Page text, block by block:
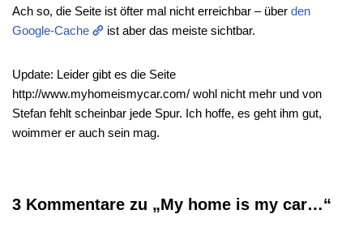
Ach so, die Seite ist öfter mal nicht erreichbar – über den
Google-Cache
ist aber das meiste sichtbar.
Update: Leider gibt es die Seite
http://www.myhomeismycar.com/ wohl nicht mehr und von
Stefan fehlt scheinbar jede Spur. Ich hoffe, es geht ihm gut,
woimmer er auch sein mag.
3 Kommentare zu „My home is my car…“